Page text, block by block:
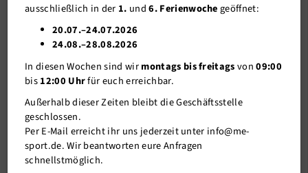
Wanderland News
Unser Verein
Mitgliederservice
Verantwortung
ausschließlich in der 1. und6. Ferienwochegeöffnet:
20.07.–24.07.2026
24.08.–28.08.2026
In diesen Wochen sind wirmontags bis freitagsvon09:00
bis12:00 Uhrfür euch erreichbar.
Außerhalb dieser Zeiten bleibt die Geschäftsstelle
geschlossen.
Per E-Mail erreicht ihr uns jederzeit unter info@me-
sport.de. Wir beantworten eure Anfragen
schnellstmöglich.